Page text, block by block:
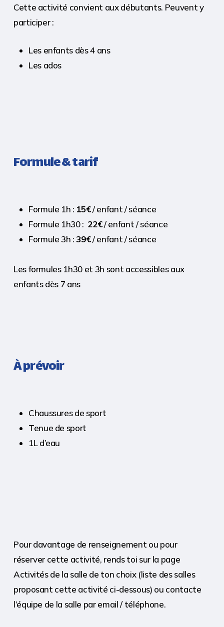
Cette activité convient aux débutants. Peuvent y
participer :
Les enfants dès 4 ans
Les ados
Formule & tarif
Formule 1h : 15€/ enfant / séance
Formule 1h30 : 22€/ enfant / séance
Formule 3h :39€/ enfant / séance
Les formules 1h30 et 3h sont accessibles aux
enfants dès 7 ans
À prévoir
Chaussures de sport
Tenue de sport
1L d’eau
Pour davantage de renseignement ou pour
réserver cette activité, rends toi sur la page
Activités de la salle de ton choix (liste des salles
proposant cette activité ci-dessous) ou contacte
l’équipe de la salle par email / téléphone.